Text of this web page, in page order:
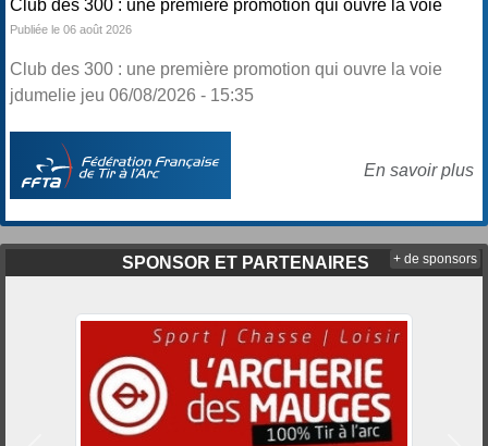
Club des 300 : une première promotion qui ouvre la voie
Publiée le 06 août 2026
Club des 300 : une première promotion qui ouvre la voie
jdumelie jeu 06/08/2026 - 15:35
En savoir plus
SPONSOR ET PARTENAIRES + de sponsors